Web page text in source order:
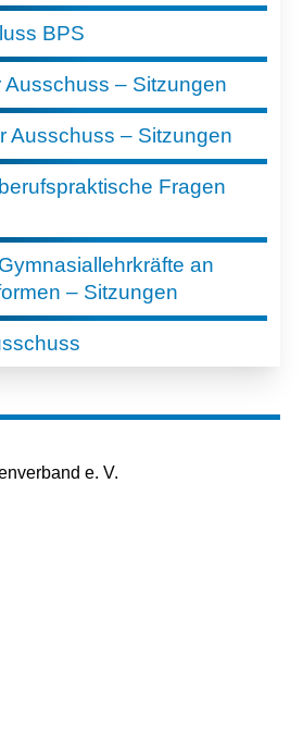
BPS
– Sitzungen
Ausschuss – Sitzungen
Fragen
an
– Sitzungen
e. V.